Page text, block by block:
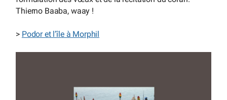
Thierno Baaba, waay !
> Podor et l’île à Morphil